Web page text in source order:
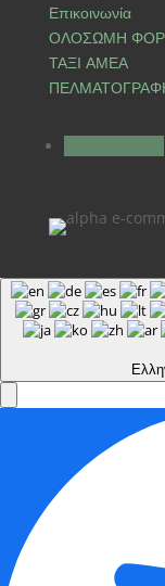
Επικοινωνία
ΟΛΟΣΩΜΗ
ΤΑΞΙ ΑΜΕΑ